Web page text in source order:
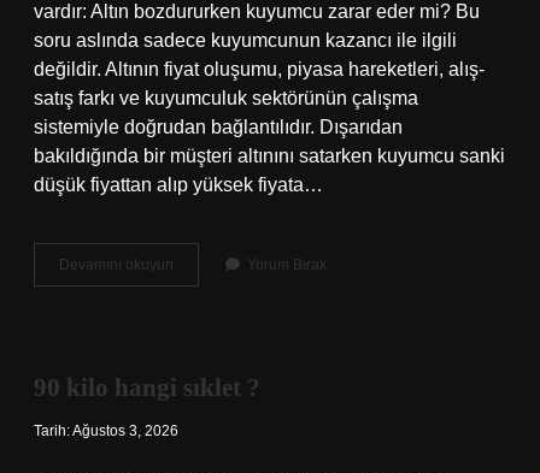
vardır: Altın bozdururken kuyumcu zarar eder mi? Bu
soru aslında sadece kuyumcunun kazancı ile ilgili
değildir. Altının fiyat oluşumu, piyasa hareketleri, alış-
satış farkı ve kuyumculuk sektörünün çalışma
sistemiyle doğrudan bağlantılıdır. Dışarıdan
bakıldığında bir müşteri altınını satarken kuyumcu sanki
düşük fiyattan alıp yüksek fiyata…
Devamını okuyun
bozdururken
?
Yorum Bırak
90 kilo hangi sıklet ?
Tarih: Ağustos 3, 2026